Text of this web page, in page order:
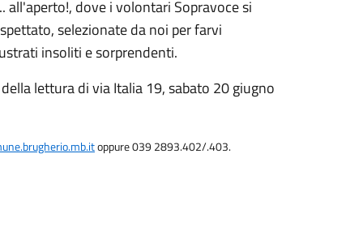
all'aperto!, dove i volontari Sopravoce si
selezionate da noi per farvi
insoliti e sorprendenti.
lettura di via Italia 19, sabato 20 giugno
oppure 039 2893.402/.403.